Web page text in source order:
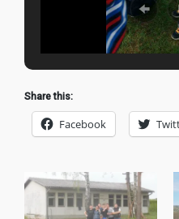
Share this:
Facebook